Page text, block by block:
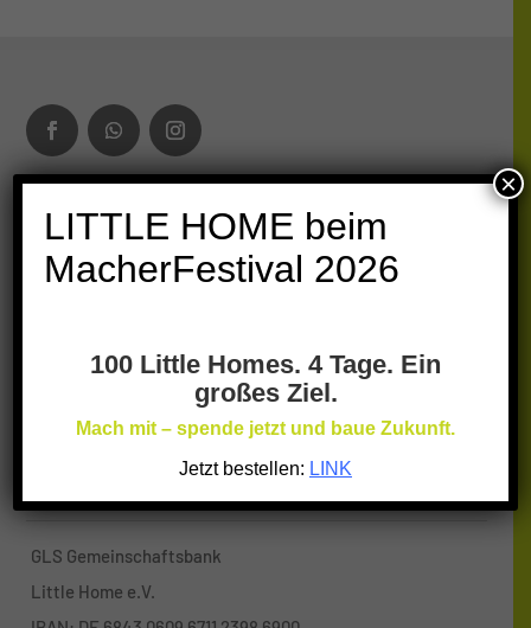
KONTAKT
Little Home e.V.
50733 Köln
info@little-home.eu
GLS Gemeinschaftsbank
Little Home e.V.
LITTLE HOME beim
MacherFestival 2026
100 Little Homes. 4 Tage. Ein
großes Ziel.
Mach mit – spende jetzt und baue Zukunft.
Jetzt bestellen: LINK
×